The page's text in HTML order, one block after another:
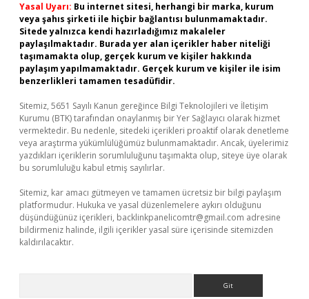
Yasal Uyarı: Bu internet sitesi, herhangi bir marka, kurum
veya şahıs şirketi ile hiçbir bağlantısı bulunmamaktadır.
Sitede yalnızca kendi hazırladığımız makaleler
paylaşılmaktadır. Burada yer alan içerikler haber niteliği
taşımamakta olup, gerçek kurum ve kişiler hakkında
paylaşım yapılmamaktadır. Gerçek kurum ve kişiler ile isim
benzerlikleri tamamen tesadüfidir.
Sitemiz, 5651 Sayılı Kanun gereğince Bilgi Teknolojileri ve İletişim
Kurumu (BTK) tarafından onaylanmış bir Yer Sağlayıcı olarak hizmet
vermektedir. Bu nedenle, sitedeki içerikleri proaktif olarak denetleme
veya araştırma yükümlülüğümüz bulunmamaktadır. Ancak, üyelerimiz
yazdıkları içeriklerin sorumluluğunu taşımakta olup, siteye üye olarak
bu sorumluluğu kabul etmiş sayılırlar.
Sitemiz, kar amacı gütmeyen ve tamamen ücretsiz bir bilgi paylaşım
platformudur. Hukuka ve yasal düzenlemelere aykırı olduğunu
düşündüğünüz içerikleri, backlinkpanelicomtr@gmail.com adresine
bildirmeniz halinde, ilgili içerikler yasal süre içerisinde sitemizden
kaldırılacaktır.